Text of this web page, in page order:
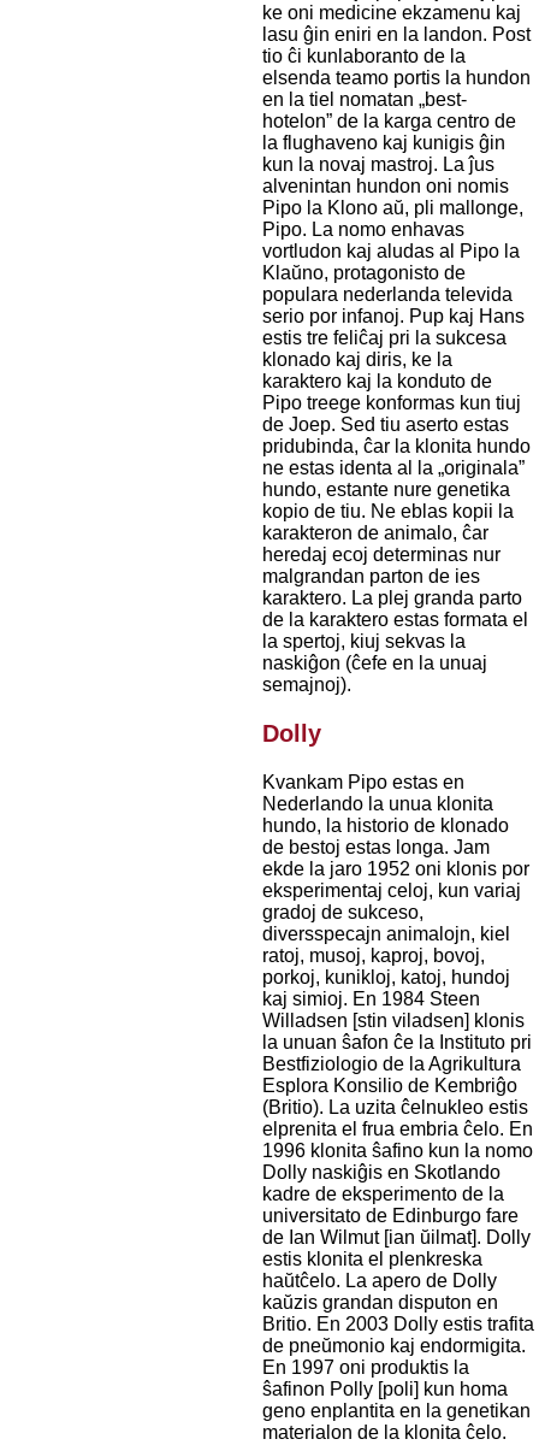
ke oni medicine ekzamenu kaj
lasu ĝin eniri en la landon. Post
tio ĉi kunlaboranto de la
elsenda teamo portis la hundon
en la tiel nomatan „best-
hotelon” de la karga centro de
la flughaveno kaj kunigis ĝin
kun la novaj mastroj. La ĵus
alvenintan hundon oni nomis
Pipo la Klono aŭ, pli mallonge,
Pipo. La nomo enhavas
vortludon kaj aludas al Pipo la
Klaŭno, protagonisto de
populara nederlanda televida
serio por infanoj. Pup kaj Hans
estis tre feliĉaj pri la sukcesa
klonado kaj diris, ke la
karaktero kaj la konduto de
Pipo treege konformas kun tiuj
de Joep. Sed tiu aserto estas
pridubinda, ĉar la klonita hundo
ne estas identa al la „originala”
hundo, estante nure genetika
kopio de tiu. Ne eblas kopii la
karakteron de animalo, ĉar
heredaj ecoj determinas nur
malgrandan parton de ies
karaktero. La plej granda parto
de la karaktero estas formata el
la spertoj, kiuj sekvas la
naskiĝon (ĉefe en la unuaj
semajnoj).
Dolly
Kvankam Pipo estas en
Nederlando la unua klonita
hundo, la historio de klonado
de bestoj estas longa. Jam
ekde la jaro 1952 oni klonis por
eksperimentaj celoj, kun variaj
gradoj de sukceso,
diversspecajn animalojn, kiel
ratoj, musoj, kaproj, bovoj,
porkoj, kunikloj, katoj, hundoj
kaj simioj. En 1984 Steen
Willadsen [stin viladsen] klonis
la unuan ŝafon ĉe la Instituto pri
Bestfiziologio de la Agrikultura
Esplora Konsilio de Kembriĝo
(Britio). La uzita ĉelnukleo estis
elprenita el frua embria ĉelo. En
1996 klonita ŝafino kun la nomo
Dolly naskiĝis en Skotlando
kadre de eksperimento de la
universitato de Edinburgo fare
de Ian Wilmut [ian ŭilmat]. Dolly
estis klonita el plenkreska
haŭtĉelo. La apero de Dolly
kaŭzis grandan disputon en
Britio. En 2003 Dolly estis trafita
de pneŭmonio kaj endormigita.
En 1997 oni produktis la
ŝafinon Polly [poli] kun homa
geno enplantita en la genetikan
materialon de la klonita ĉelo.